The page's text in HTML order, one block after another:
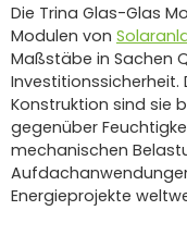
Die Trina Glas-Glas
Modulen von
Maßstäbe in Sachen
Konstruktion sind sie
gegenüber
mechanischen
Energieprojekte